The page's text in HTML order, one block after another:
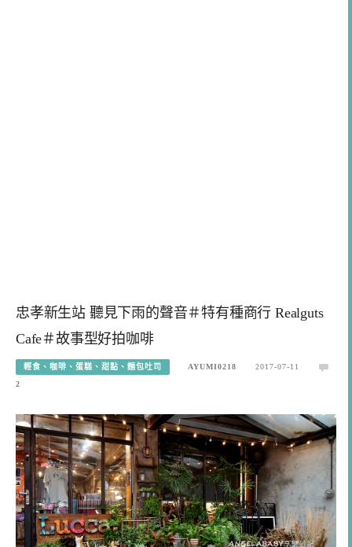
忠孝新生站 聽見下雨的聲音＃特有種商行 Realguts
Cafe＃故事型好拍咖啡
輕食、咖啡、蛋糕、甜點、麵包吐司 AYUMI0218
2017-07-11
2